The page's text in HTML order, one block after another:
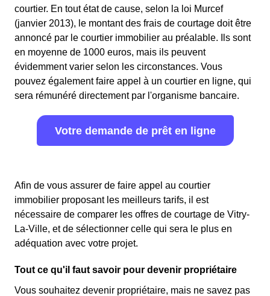
courtier. En tout état de cause, selon la loi Murcef
(janvier 2013), le montant des frais de courtage doit être
annoncé par le courtier immobilier au préalable. Ils sont
en moyenne de 1000 euros, mais ils peuvent
évidemment varier selon les circonstances. Vous
pouvez également faire appel à un courtier en ligne, qui
sera rémunéré directement par l'organisme bancaire.
Votre demande de prêt en ligne
Afin de vous assurer de faire appel au courtier
immobilier proposant les meilleurs tarifs, il est
nécessaire de comparer les offres de courtage de Vitry-
La-Ville, et de sélectionner celle qui sera le plus en
adéquation avec votre projet.
Tout ce qu'il faut savoir pour devenir propriétaire
Vous souhaitez devenir propriétaire, mais ne savez pas